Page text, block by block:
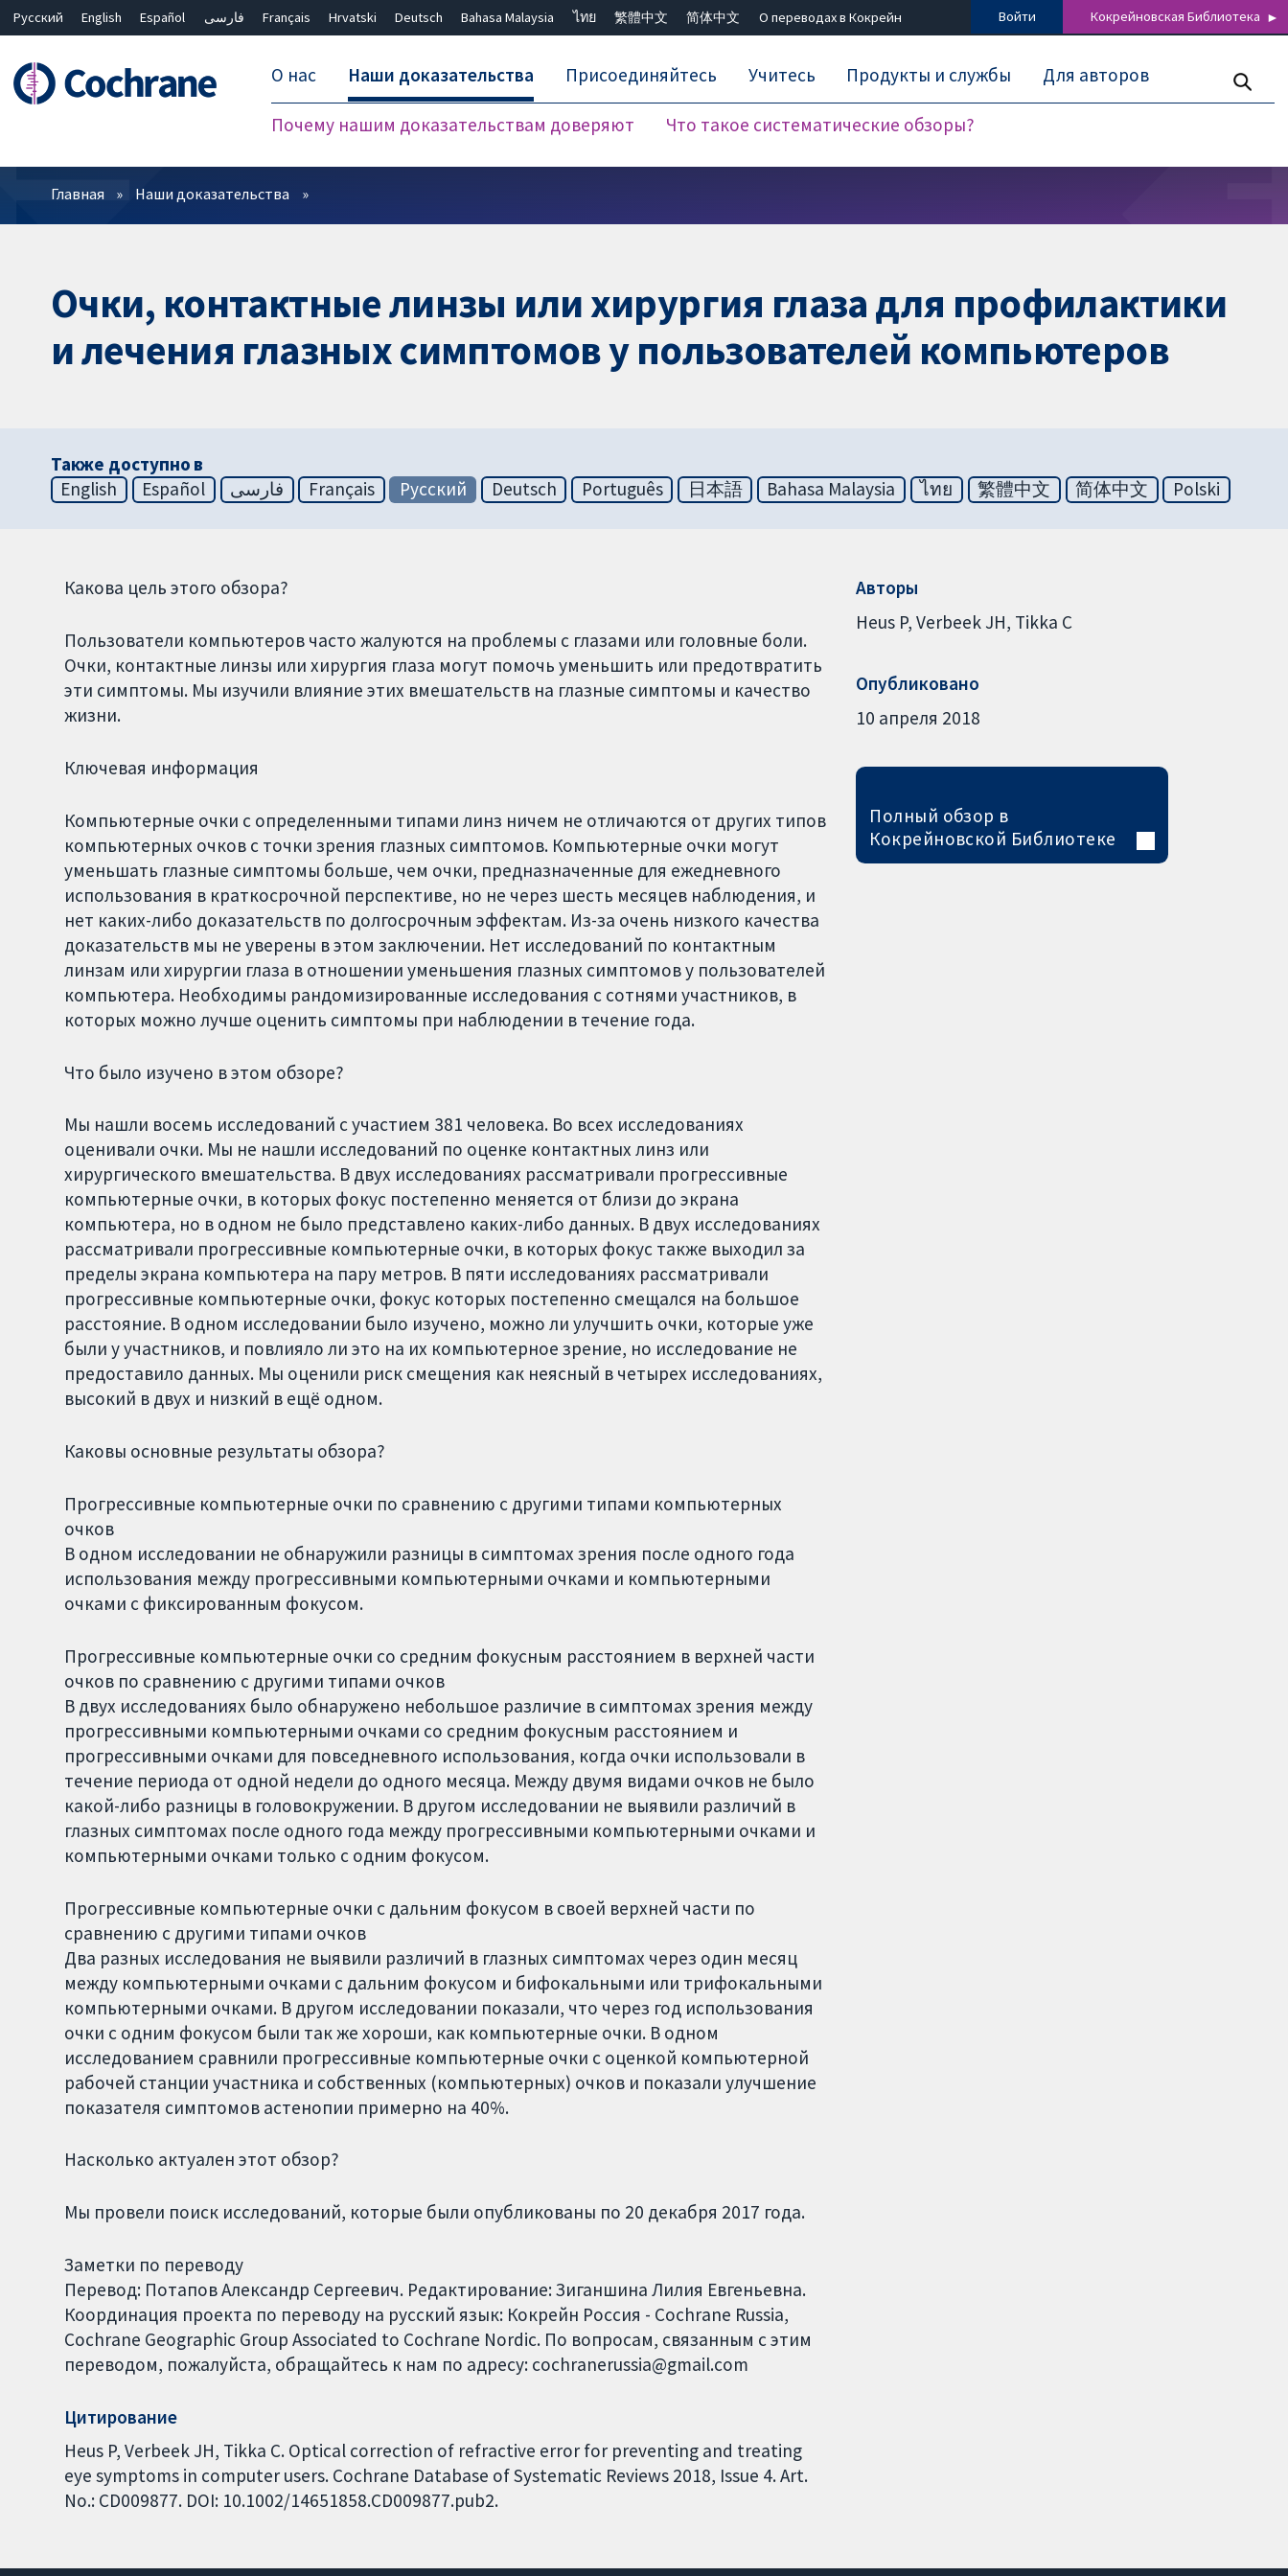
Русский English Español فارسی Français Hrvatski Deutsch Bahasa Malaysia ไทย 繁體中文 简体中文 О переводах в Кокрейн Войти Кокрейновская Библиотека
О нас Наши доказательства
Почему нашим доказательствам доверяют Что такое систематические обзоры?
Присоединяйтесь Учитесь Продукты и службы Для авторов
Фильтры
Главная Наши доказательства
Очки, контактные линзы или хирургия глаза для профилактики
и лечения глазных симптомов у пользователей компьютеров
Также доступно в
English
Español فارسی Français Русский Deutsch Português 日本語 Bahasa Malaysia ไทย 繁體中文 简体中文 Polski
Какова цель этого обзора?
Пользователи компьютеров часто жалуются на проблемы с глазами или головные боли.
Очки, контактные линзы или хирургия глаза могут помочь уменьшить или предотвратить
эти симптомы. Мы изучили влияние этих вмешательств на глазные симптомы и качество
жизни.
Ключевая информация
Компьютерные очки с определенными типами линз ничем не отличаются от других типов
компьютерных очков с точки зрения глазных симптомов. Компьютерные очки могут
уменьшать глазные симптомы больше, чем очки, предназначенные для ежедневного
использования в краткосрочной перспективе, но не через шесть месяцев наблюдения, и
нет каких-либо доказательств по долгосрочным эффектам. Из-за очень низкого качества
доказательств мы не уверены в этом заключении. Нет исследований по контактным
линзам или хирургии глаза в отношении уменьшения глазных симптомов у пользователей
компьютера. Необходимы рандомизированные исследования с сотнями участников, в
которых можно лучше оценить симптомы при наблюдении в течение года.
Что было изучено в этом обзоре?
Мы нашли восемь исследований с участием 381 человека. Во всех исследованиях
оценивали очки. Мы не нашли исследований по оценке контактных линз или
хирургического вмешательства. В двух исследованиях рассматривали прогрессивные
компьютерные очки, в которых фокус постепенно меняется от близи до экрана
компьютера, но в одном не было представлено каких-либо данных. В двух исследованиях
рассматривали прогрессивные компьютерные очки, в которых фокус также выходил за
пределы экрана компьютера на пару метров. В пяти исследованиях рассматривали
прогрессивные компьютерные очки, фокус которых постепенно смещался на большое
расстояние. В одном исследовании было изучено, можно ли улучшить очки, которые уже
были у участников, и повлияло ли это на их компьютерное зрение, но исследование не
предоставило данных. Мы оценили риск смещения как неясный в четырех исследованиях,
высокий в двух и низкий в ещё одном.
Каковы основные результаты обзора?
Прогрессивные компьютерные очки по сравнению с другими типами компьютерных
очков
В одном исследовании не обнаружили разницы в симптомах зрения после одного года
использования между прогрессивными компьютерными очками и компьютерными
очками с фиксированным фокусом.
Прогрессивные компьютерные очки со средним фокусным расстоянием в верхней части
очков по сравнению с другими типами очков
В двух исследованиях было обнаружено небольшое различие в симптомах зрения между
прогрессивными компьютерными очками со средним фокусным расстоянием и
прогрессивными очками для повседневного использования, когда очки использовали в
течение периода от одной недели до одного месяца. Между двумя видами очков не было
какой-либо разницы в головокружении. В другом исследовании не выявили различий в
глазных симптомах после одного года между прогрессивными компьютерными очками и
компьютерными очками только с одним фокусом.
Прогрессивные компьютерные очки с дальним фокусом в своей верхней части по
сравнению с другими типами очков
Два разных исследования не выявили различий в глазных симптомах через один месяц
между компьютерными очками с дальним фокусом и бифокальными или трифокальными
компьютерными очками. В другом исследовании показали, что через год использования
очки с одним фокусом были так же хороши, как компьютерные очки. В одном
исследованием сравнили прогрессивные компьютерные очки с оценкой компьютерной
рабочей станции участника и собственных (компьютерных) очков и показали улучшение
показателя симптомов астенопии примерно на 40%.
Насколько актуален этот обзор?
Мы провели поиск исследований, которые были опубликованы по 20 декабря 2017 года.
Заметки по переводу
Перевод: Потапов Александр Сергеевич. Редактирование: Зиганшина Лилия Евгеньевна.
Координация проекта по переводу на русский язык: Кокрейн Россия - Cochrane Russia,
Cochrane Geographic Group Associated to Cochrane Nordic. По вопросам, связанным с этим
переводом, пожалуйста, обращайтесь к нам по адресу: cochranerussia@gmail.com
Цитирование
Heus P, Verbeek JH, Tikka C. Optical correction of refractive error for preventing and treating
eye symptoms in computer users. Cochrane Database of Systematic Reviews 2018, Issue 4. Art.
No.: CD009877. DOI: 10.1002/14651858.CD009877.pub2.
Авторы
Heus P Verbeek JH Tikka C
Опубликовано
10 апреля 2018
Полный обзор в
Кокрейновской Библиотеке